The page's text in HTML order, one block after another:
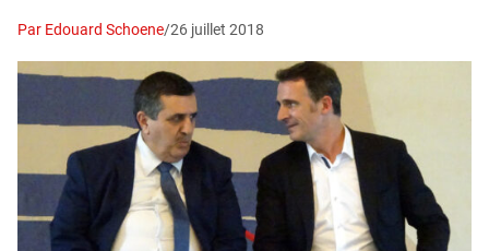
Par Edouard Schoene/26 juillet 2018